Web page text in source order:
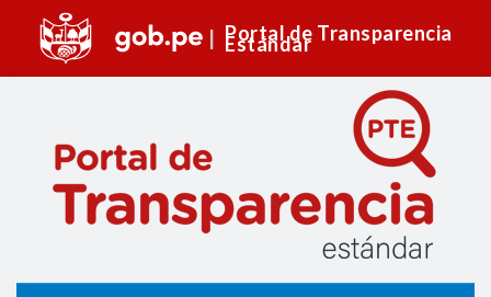
Portal de Transparencia
Estándar